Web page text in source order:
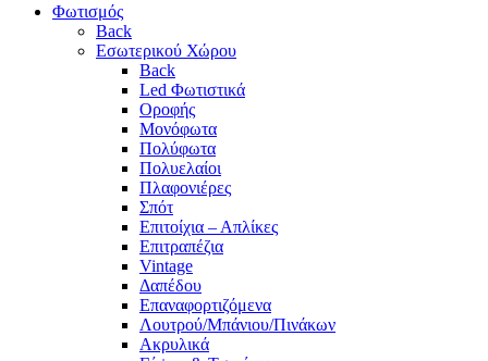
Φωτισμός
Back
Εσωτερικού Χώρου
Back
Led Φωτιστικά
Οροφής
Μονόφωτα
Πολύφωτα
Πολυελαίοι
Πλαφονιέρες
Σπότ
Επιτοίχια – Απλίκες
Επιτραπέζια
Vintage
Δαπέδου
Επαναφορτιζόμενα
Λουτρού/Μπάνιου/Πινάκων
Ακρυλικά